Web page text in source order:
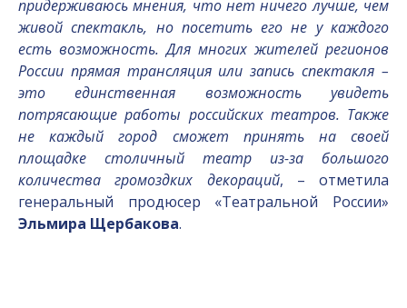
придерживаюсь мнения, что нет ничего лучше, чем
живой спектакль, но посетить его не у каждого
есть возможность. Для многих жителей регионов
России прямая трансляция или запись спектакля –
это единственная возможность увидеть
потрясающие работы российских театров. Также
не каждый город сможет принять на своей
площадке столичный театр из-за большого
количества громоздких декораций, – отметила
генеральный продюсер «Театральной России»
Эльмира Щербакова.